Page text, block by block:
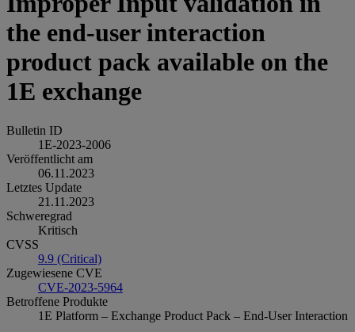
the end-user interaction
product pack available on the
1E exchange
Bulletin ID
1E-2023-2006
Veröffentlicht am
06.11.2023
Letztes Update
21.11.2023
Schweregrad
Kritisch
CVSS
9.9 (Critical)
Zugewiesene CVE
CVE-2023-5964
Betroffene Produkte
1E Platform – Exchange Product Pack – End-User Interaction